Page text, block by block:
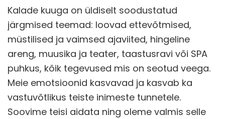
Kalade kuuga on üldiselt soodustatud
järgmised teemad: loovad ettevõtmised,
müstilised ja vaimsed ajaviited, hingeline
areng, muusika ja teater, taastusravi või SPA
puhkus, kõik tegevused mis on seotud veega.
Meie emotsioonid kasvavad ja kasvab ka
vastuvõtlikus teiste inimeste tunnetele.
Soovime teisi aidata ning oleme valmis selle